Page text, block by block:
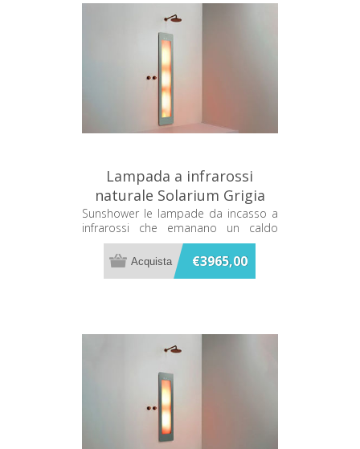
Lampada a infrarossi
naturale Solarium Grigia
Sunshower One L L0500-
L0103
Sunshower le lampade da incasso a
infrarossi che emanano un caldo
terapeutico mentre ti fai la doccia
€3965,00